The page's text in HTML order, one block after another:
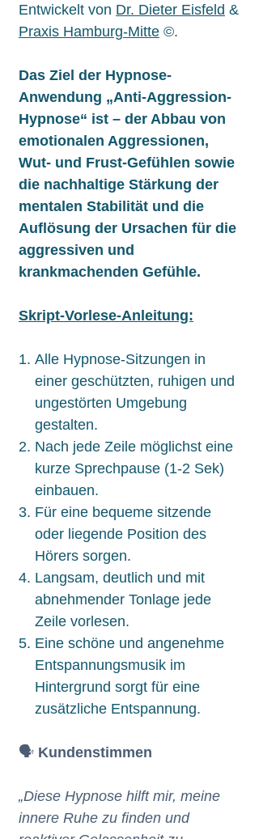
Entwickelt von Dr. Dieter Eisfeld &
Praxis Hamburg-Mitte ©.
Das Ziel der Hypnose-
Anwendung „Anti-Aggression-
Hypnose“ ist – der Abbau von
emotionalen Aggressionen,
Wut- und Frust-Gefühlen sowie
die nachhaltige Stärkung der
mentalen Stabilität und die
Auflösung der Ursachen für die
aggressiven und
krankmachenden Gefühle.
Skript-Vorlese-Anleitung:
Alle Hypnose-Sitzungen in
einer geschützten, ruhigen und
ungestörten Umgebung
gestalten.
Nach jede Zeile möglichst eine
kurze Sprechpause (1-2 Sek)
einbauen.
Für eine bequeme sitzende
oder liegende Position des
Hörers sorgen.
Langsam, deutlich und mit
abnehmender Tonlage jede
Zeile vorlesen.
Eine schöne und angenehme
Entspannungsmusik im
Hintergrund sorgt für eine
zusätzliche Entspannung.
🗣️ Kundenstimmen
„Diese Hypnose hilft mir, meine
innere Ruhe zu finden und